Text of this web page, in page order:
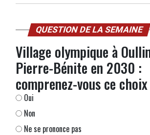
QUESTION DE LA SEMAINE
Village olympique à
Pierre-Bénite en 2030 :
comprenez-vous ce
Oui
Non
Ne se prononce pas